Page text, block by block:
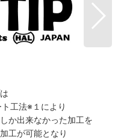
工法※１により
か出来なかった加工を
工が可能となり